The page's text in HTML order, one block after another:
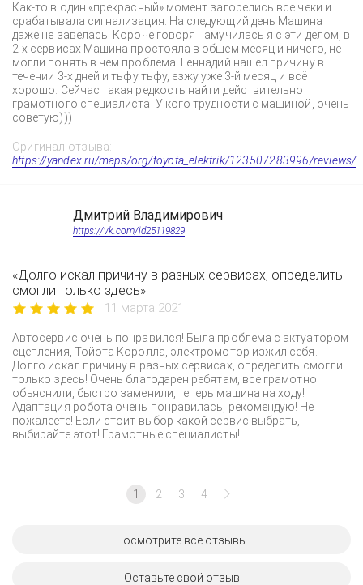
Как-то в один «прекрасный» момент загорелись все чеки и
срабатывала сигнализация. На следующий день Машина
даже не завелась. Короче говоря намучилась я с эти делом, в
2-х сервисах Машина простояла в общем месяц и ничего, не
могли понять в чем проблема. Геннадий нашёл причину в
течении 3-х дней и тьфу тьфу, езжу уже 3-й месяц и всё
хорошо. Сейчас такая редкость найти действительно
грамотного специалиста. У кого трудности с машиной, очень
советую)))
Оригинал отзыва:
https://yandex.ru/maps/org/toyota_elektrik/123507283996/reviews/
Дмитрий Владимирович
https://vk.com/id25119829
«Долго искал причину в разных сервисах, определить
смогли только здесь»
11 марта 2021
Автосервис очень понравился! Была проблема с актуатором
сцепления, Тойота Королла, электромотор изжил себя.
Долго искал причину в разных сервисах, определить смогли
только здесь! Очень благодарен ребятам, все грамотно
объяснили, быстро заменили, теперь машина на ходу!
Адаптация робота очень понравилась, рекомендую! Не
пожалеете! Если стоит выбор какой сервис выбрать,
выбирайте этот! Грамотные специалисты!
1 2 3 4
Посмотрите все отзывы
Оставьте свой отзыв